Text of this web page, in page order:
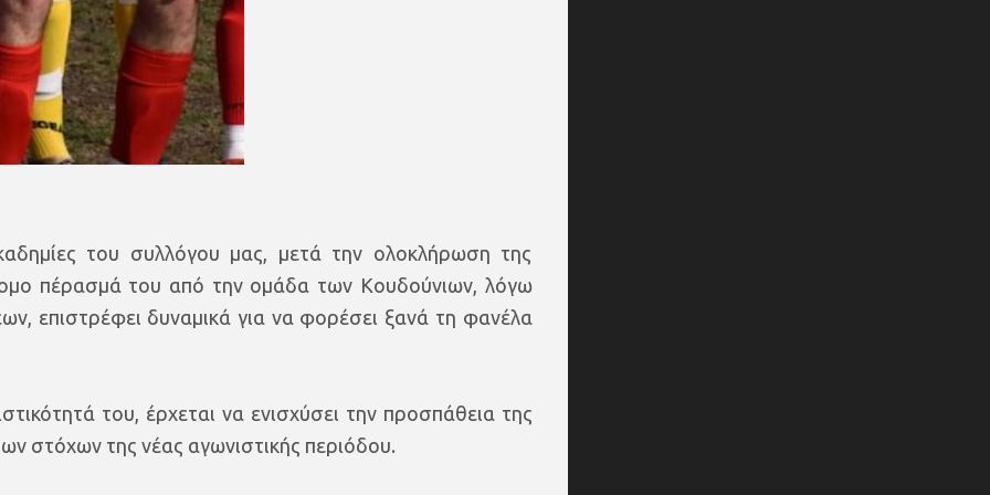
του συλλόγου μας, μετά την ολοκλήρωση της
πέρασμά του από την ομάδα των Κουδούνιων, λόγω
επιστρέφει δυναμικά για να φορέσει ξανά τη φανέλα
του, έρχεται να ενισχύσει την προσπάθεια της
στόχων της νέας αγωνιστικής περιόδου.